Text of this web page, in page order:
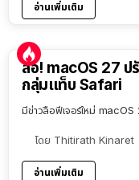
อ่านเพิ่มเติม
ลือ! macOS 27 ป
กลุ่มแท็บ Safari
มีข่าวลือฟีเจอร์ใหม่
โดย Thitirath Kinaret
อ่านเพิ่มเติม